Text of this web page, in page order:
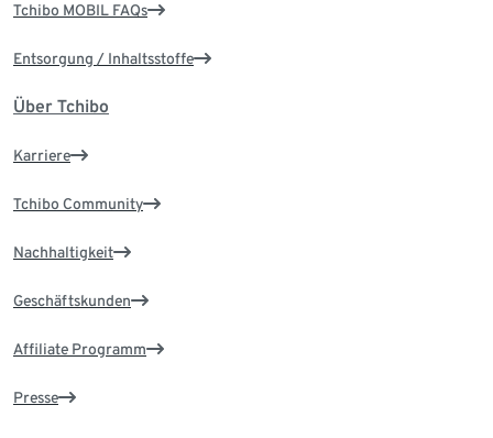
Tchibo MOBIL FAQs
Entsorgung / Inhaltsstoffe
Über Tchibo
Karriere
Tchibo Community
Nachhaltigkeit
Geschäftskunden
Affiliate Programm
Presse